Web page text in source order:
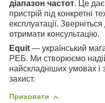
діапазон частот. Це
пристрій під конкретні
експлуатації.
отримати консультацію.
Equit — український
РЕБ. Ми створюємо
найскладніших умовах і
захист.
Приховати